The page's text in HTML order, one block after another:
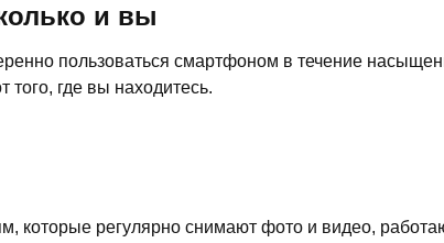
и вы
пользоваться смартфоном в течение
того, где вы находитесь.
которые регулярно снимают фото и видео,